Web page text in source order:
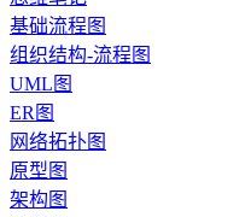
基础流程图
组织结构-流程图
UML图
ER图
网络拓扑图
原型图
架构图